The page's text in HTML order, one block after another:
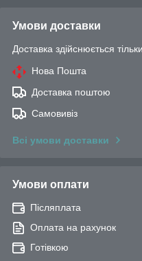
Умови доставки
Доставка здійснюється
Нова Пошта
Доставка поштою
Самовивіз
Всі умови доставки
Умови оплати
Післяплата
Оплата на рахунок
Готівкою